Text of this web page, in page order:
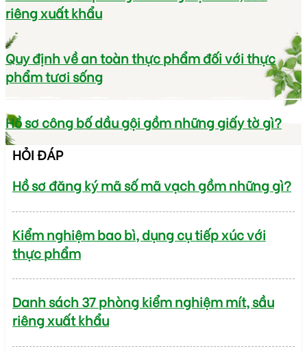
riêng xuất khẩu
Quy định về an toàn thực phẩm đối với thực
phẩm tươi sống
Hồ sơ công bố dầu gội gồm những giấy tờ gì?
HỎI ĐÁP
Hồ sơ đăng ký mã số mã vạch gồm những gì?
Kiểm nghiệm bao bì, dụng cụ tiếp xúc với
thực phẩm
Danh sách 37 phòng kiểm nghiệm mít, sầu
riêng xuất khẩu